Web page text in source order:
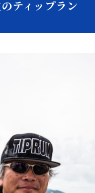
ティップラン